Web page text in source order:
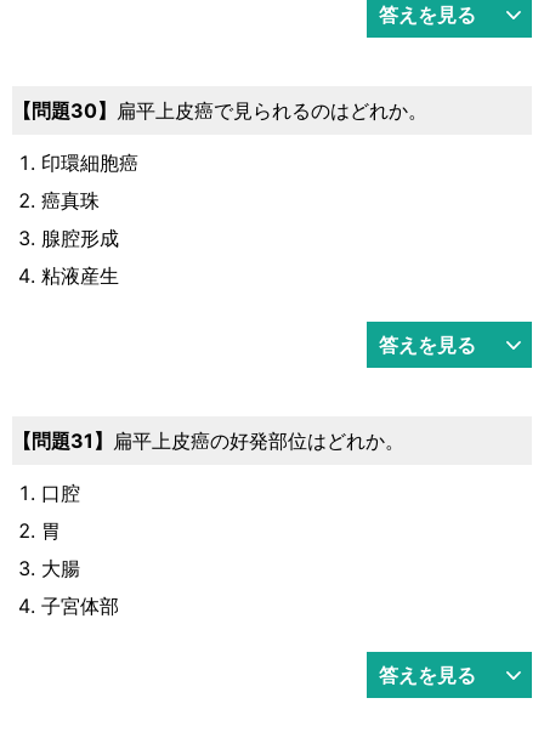
答えを見る
問題30 扁平上皮癌で見られるのはどれか。
印環細胞癌
癌真珠
腺腔形成
粘液産生
答えを見る
問題31 扁平上皮癌の好発部位はどれか。
口腔
胃
大腸
子宮体部
答えを見る